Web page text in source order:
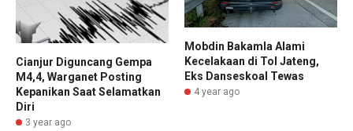
Cianjur Diguncang Gempa
M4,4, Warganet Posting
Kepanikan Saat Selamatkan
Diri
3 year ago
Mobdin Bakamla Alami
Kecelakaan di Tol Jateng,
Eks Danseskoal Tewas
4 year ago